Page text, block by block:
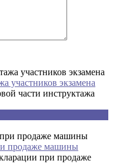
участников экзамена
части инструктажа
продаже машины
при продаже